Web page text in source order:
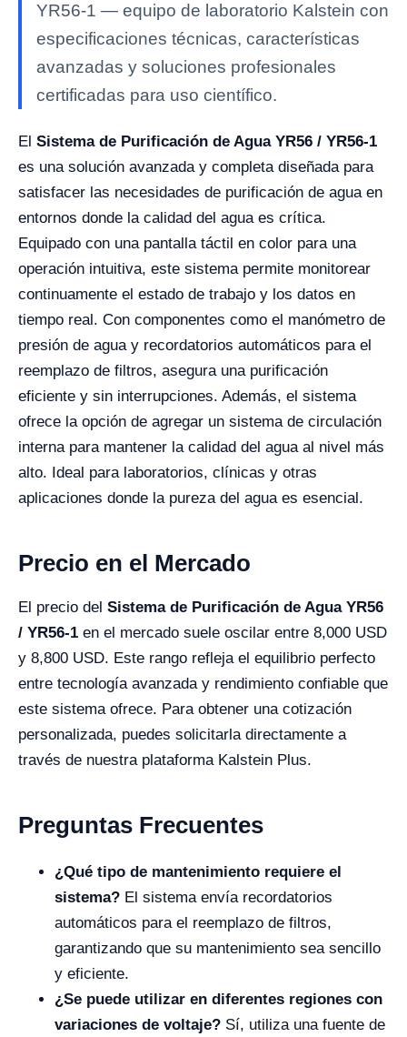
YR56-1 — equipo de laboratorio Kalstein con
especificaciones técnicas, características
avanzadas y soluciones profesionales
certificadas para uso científico.
El Sistema de Purificación de Agua YR56 / YR56-1
es una solución avanzada y completa diseñada para
satisfacer las necesidades de purificación de agua en
entornos donde la calidad del agua es crítica.
Equipado con una pantalla táctil en color para una
operación intuitiva, este sistema permite monitorear
continuamente el estado de trabajo y los datos en
tiempo real. Con componentes como el manómetro de
presión de agua y recordatorios automáticos para el
reemplazo de filtros, asegura una purificación
eficiente y sin interrupciones. Además, el sistema
ofrece la opción de agregar un sistema de circulación
interna para mantener la calidad del agua al nivel más
alto. Ideal para laboratorios, clínicas y otras
aplicaciones donde la pureza del agua es esencial.
Precio en el Mercado
El precio del Sistema de Purificación de Agua YR56
/ YR56-1 en el mercado suele oscilar entre 8,000 USD
y 8,800 USD. Este rango refleja el equilibrio perfecto
entre tecnología avanzada y rendimiento confiable que
este sistema ofrece. Para obtener una cotización
personalizada, puedes solicitarla directamente a
través de nuestra plataforma Kalstein Plus.
Preguntas Frecuentes
¿Qué tipo de mantenimiento requiere el
sistema? El sistema envía recordatorios
automáticos para el reemplazo de filtros,
garantizando que su mantenimiento sea sencillo
y eficiente.
¿Se puede utilizar en diferentes regiones con
variaciones de voltaje? Sí, utiliza una fuente de